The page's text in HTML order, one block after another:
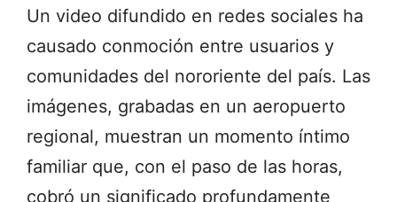
Un video difundido en redes sociales ha
causado conmoción entre usuarios y
comunidades del nororiente del país. Las
imágenes, grabadas en un aeropuerto
regional, muestran un momento íntimo
familiar que, con el paso de las horas,
cobró un significado profundamente